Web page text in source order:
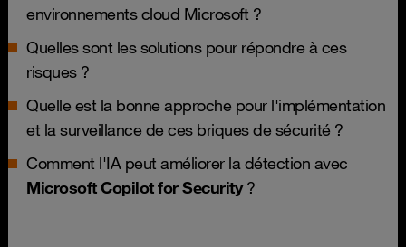
environnements cloud Microsoft ?
Quelles sont les solutions pour répondre à ces
risques ?
Quelle est la bonne approche pour l'implémentation
et la surveillance de ces briques de sécurité ?
Comment l'IA peut améliorer la détection avec
Microsoft Copilot for Security?